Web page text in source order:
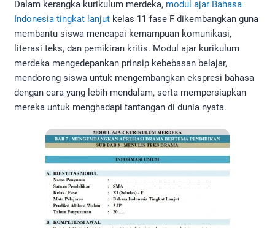
Dalam kerangka kurikulum merdeka, modul ajar Bahasa
Indonesia tingkat lanjut kelas 11 fase F dikembangkan guna
membantu siswa mencapai kemampuan komunikasi,
literasi teks, dan pemikiran kritis. Modul ajar kurikulum
merdeka mengedepankan prinsip kebebasan belajar,
mendorong siswa untuk mengembangkan ekspresi bahasa
dengan cara yang lebih mendalam, serta mempersiapkan
mereka untuk menghadapi tantangan di dunia nyata.